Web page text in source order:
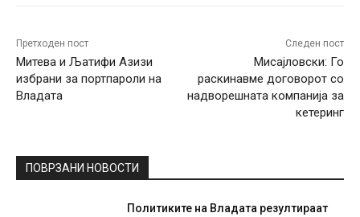
Претходен пост
Митева и Љатифи Азизи
избрани за портпароли на
Владата
Следен пост
Мисајловски: Го
раскинавме договорот со
надворешната компанија за
кетеринг
ПОВРЗАНИ НОВОСТИ
Политиките на Владата резултираат